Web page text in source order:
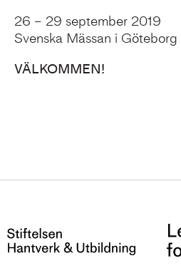
26 – 29 september 2019
Svenska Mässan i Göteborg
VÄLKOMMEN!